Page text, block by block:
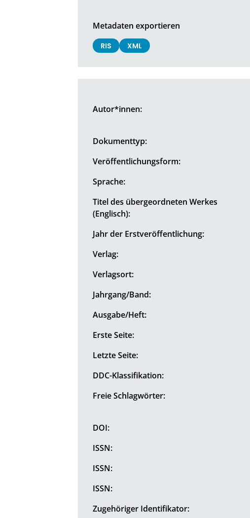
Metadaten exportieren
RIS XML
Autor*innen:
Dokumenttyp:
Veröffentlichungsform:
Sprache:
Titel des übergeordneten Werkes
(Englisch):
Jahr der Erstveröffentlichung:
Verlag:
Verlagsort:
Jahrgang/Band:
Ausgabe/Heft:
Erste Seite:
Letzte Seite:
DDC-Klassifikation:
Freie Schlagwörter:
DOI:
ISSN:
ISSN:
ISSN:
Zugehöriger Identifikator: